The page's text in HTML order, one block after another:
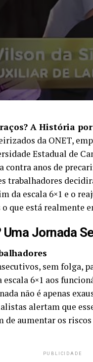
A História
da ONET,
Estadual de
anos de
trabalhadores
da escala 6×1 e o
o que está realmente
Uma Jornada
sem folga,
6×1 aos
não é apenas
alertam que
aumentar os riscos
PUBLICIDADE